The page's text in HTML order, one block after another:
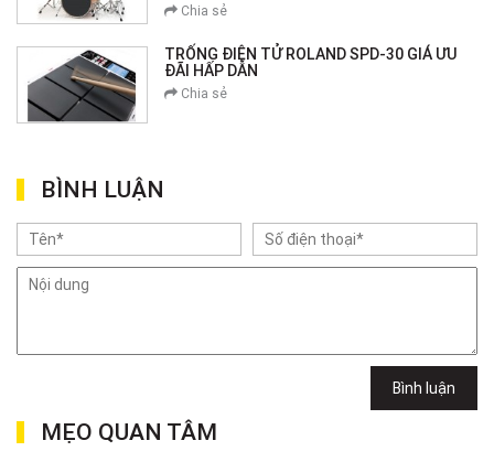
Chia sẻ
TRỐNG ĐIỆN TỬ ROLAND SPD-30 GIÁ ƯU
ĐÃI HẤP DẪN
Chia sẻ
BÌNH LUẬN
Bình luận
MẸO QUAN TÂM